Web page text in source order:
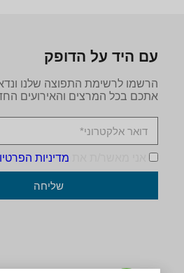
עם היד על הדופק
הרשמו לרשימת התפוצה שלנו
אתכם בכל המרצים והאירועים
מדיניות
שליחה